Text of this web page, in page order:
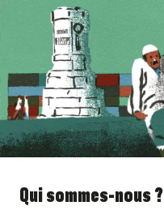
Qui sommes-nous ?